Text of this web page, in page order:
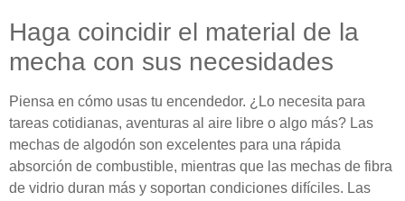
Haga coincidir el material de la
mecha con sus necesidades
Piensa en cómo usas tu encendedor. ¿Lo necesita para
tareas cotidianas, aventuras al aire libre o algo más? Las
mechas de algodón son excelentes para una rápida
absorción de combustible, mientras que las mechas de fibra
de vidrio duran más y soportan condiciones difíciles. Las